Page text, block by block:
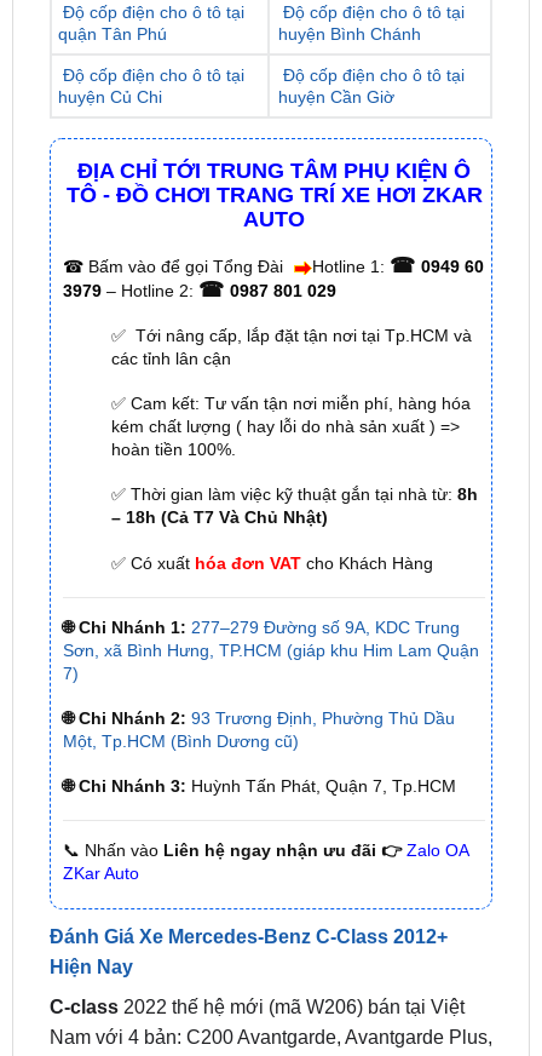
Độ cốp điện cho ô tô tại
huyện Củ Chi
Độ cốp điện cho ô tô tại
huyện Cần Giờ
ĐỊA CHỈ TỚI TRUNG TÂM PHỤ KIỆN Ô
☎Bấm vào để gọi Tổng Đài Hotline 1:☎ 0949 60
0987 801 029
✅ Tới nâng cấp, lắp đặt tận nơi tại Tp.HCM và
các tỉnh lân cận
✅ Cam kết: Tư vấn tận nơi miễn phí, hàng hóa
kém chất lượng ( hay lỗi do nhà sản xuất ) =>
✅ Thời gian làm việc kỹ thuật gắn tại nhà từ:8h
– 18h (Cả T7 Và Chủ Nhật)
✅ Có xuấthóa đơn VATcho Khách Hàng
🌐 Chi Nhánh 1: 277–279 Đường số 9A, KDC Trung
🌐 Chi Nhánh 2: 93 Trương Định, Phường Thủ Dầu
Một, Tp.HCM (Bình Dương cũ)
🌐 Chi Nhánh 3: Huỳnh Tấn Phát, Quận 7, Tp.HCM
📞 Nhấn vàoLiên hệ ngay nhận ưu đãi 👉 Zalo OA
Đánh Giá Xe Mercedes-Benz C-Class 2012+
Hiện Nay
C-class2022 thế hệ mới (mã W206) bán tại Việt
Nam với 4 bản: C200 Avantgarde, Avantgarde Plus,
bên cạnh C300 AMG lắp ráp trong nước CKD và
C300 AMG First Edition nhập khẩu CBU.